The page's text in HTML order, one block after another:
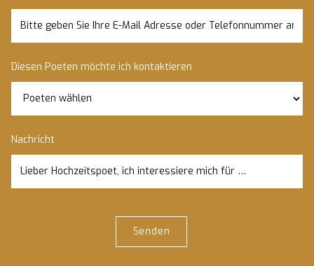
Diesen Poeten möchte ich kontaktieren
Nachricht